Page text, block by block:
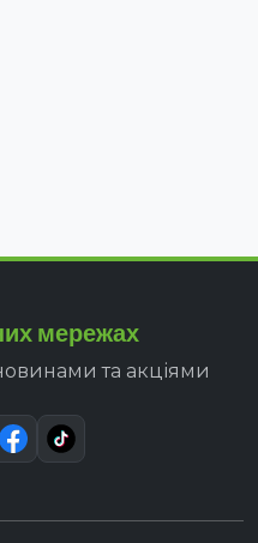
мережах
та акціями